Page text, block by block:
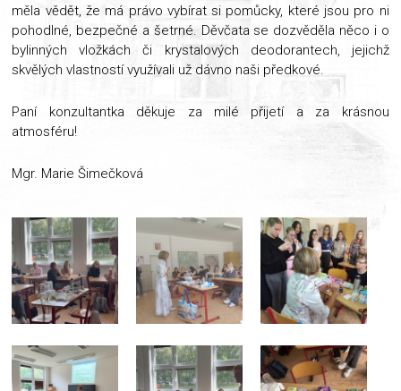
měla vědět, že má právo vybírat si pomůcky, které jsou pro ni
pohodlné, bezpečné a šetrné. Děvčata se dozvěděla něco i o
bylinných vložkách či krystalových deodorantech, jejichž
skvělých vlastností využívali už dávno naši předkové.
Paní konzultantka děkuje za milé přijetí a za krásnou
atmosféru!
Mgr. Marie Šimečková